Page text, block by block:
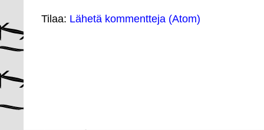
Tilaa: Lähetä kommentteja (Atom)